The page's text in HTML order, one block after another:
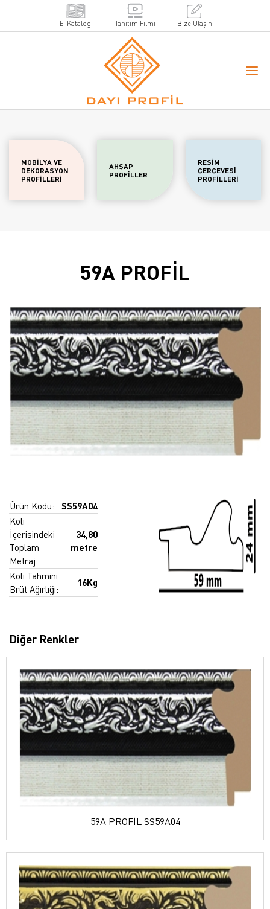
E-Katalog Tanıtım Filmi Bize Ulaşın
MOBİLYA VE
DEKORASYON
PROFİLLERİ
AHŞAP
PROFİLLER
RESİM
ÇERÇEVESİ
PROFİLLERİ
59A PROFİL
Ürün Kodu:
SS59A04
Koli
İçerisindeki
Toplam
Metraj:
34,80
metre
Koli Tahmini
Brüt Ağırlığı:
16Kg
Diğer Renkler
59A PROFİL SS59A04